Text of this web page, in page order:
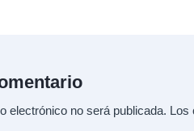
electrónico no será publicada. Los